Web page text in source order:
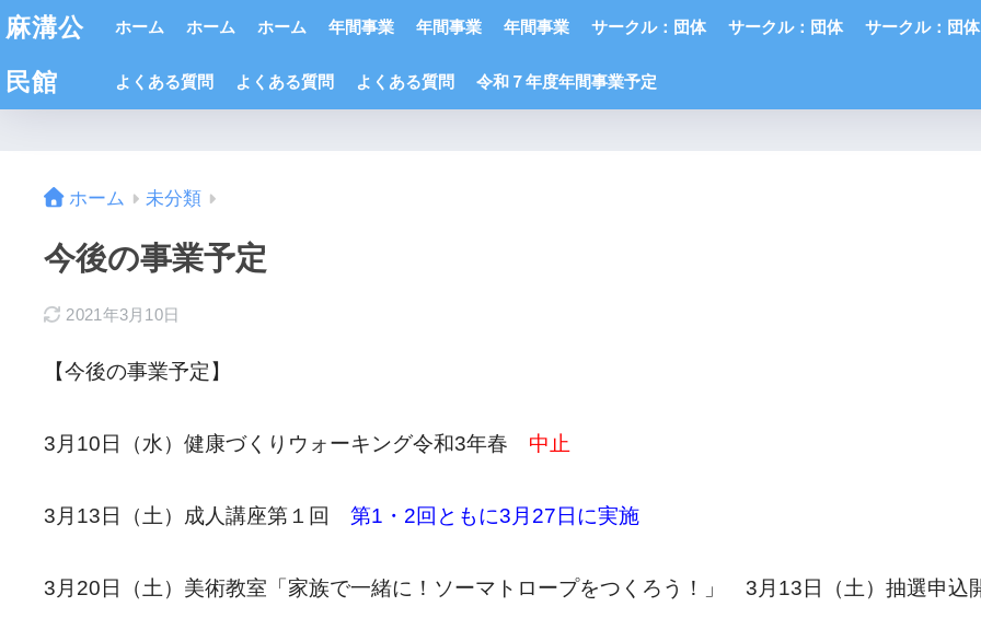
麻溝公
民館
ホーム ホーム ホーム 年間事業 年間事業 年間事業 サークル：団体 サークル：団体 サークル：団体
よくある質問 よくある質問 よくある質問 令和７年度年間事業予定
ホーム 未分類
今後の事業予定
2021年3月10日
【今後の事業予定】
3月10日（水）健康づくりウォーキング令和3年春 中止
3月13日（土）成人講座第１回 第1・2回ともに3月27日に実施
3月20日（土）美術教室「家族で一緒に！ソーマトロープをつくろう！」 3月13日（土）抽選申込